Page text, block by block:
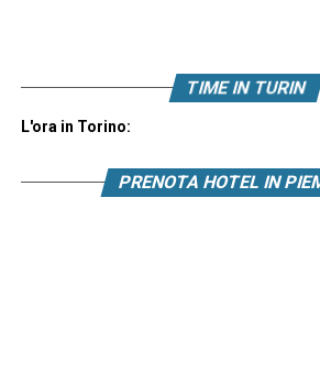
TIME IN TURIN
L'ora in Torino:
PRENOTA HOTEL IN